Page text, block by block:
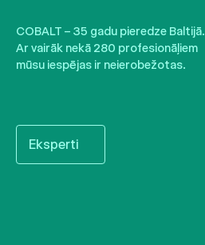
COBALT – 35 gadu pieredze Baltijā.
Ar vairāk nekā 280 profesionāļiem
mūsu iespējas ir neierobežotas.
Eksperti